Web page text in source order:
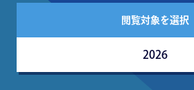
閲覧対象を選択
2026